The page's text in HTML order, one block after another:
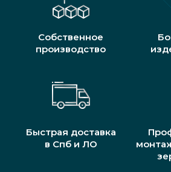
Собственное
производство
Быстрая доставка
в Спб и ЛО